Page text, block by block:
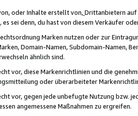
oder Inhalte erstellt von,Drittanbietern auf
sei denn, du hast von diesem Verkäufer
Marken nutzen oder zur
Domain-Namen, Subdomain-Namen,
ähnlich sind.
vor, diese Markenrichtlinien und die
oder überarbeiteter
vor, gegen jede unbefugte Nutzung bzw.
angemessene Maßnahmen zu ergreifen.